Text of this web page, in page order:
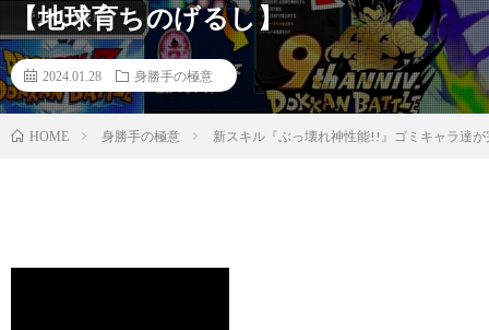
【地球育ちのげるし】
2024.01.28 身勝手の極意
HOME 身勝手の極意 新スキル『ぶっ壊れ神性能!!』ゴミキャラ達